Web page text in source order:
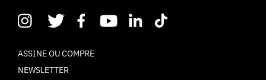
ASSINE OU COMPRE
NEWSLETTER